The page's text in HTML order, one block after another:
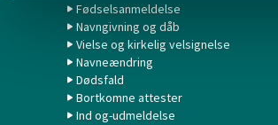
Fødselsanmeldelse
Navngivning og dåb
Vielse og kirkelig velsignelse
Navneændring
Dødsfald
Bortkomne attester
Ind og-udmeldelse